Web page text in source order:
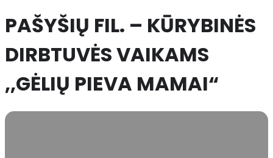
PAŠYŠIŲ FIL. – KŪRYBINĖS
DIRBTUVĖS VAIKAMS
,,GĖLIŲ PIEVA MAMAI“